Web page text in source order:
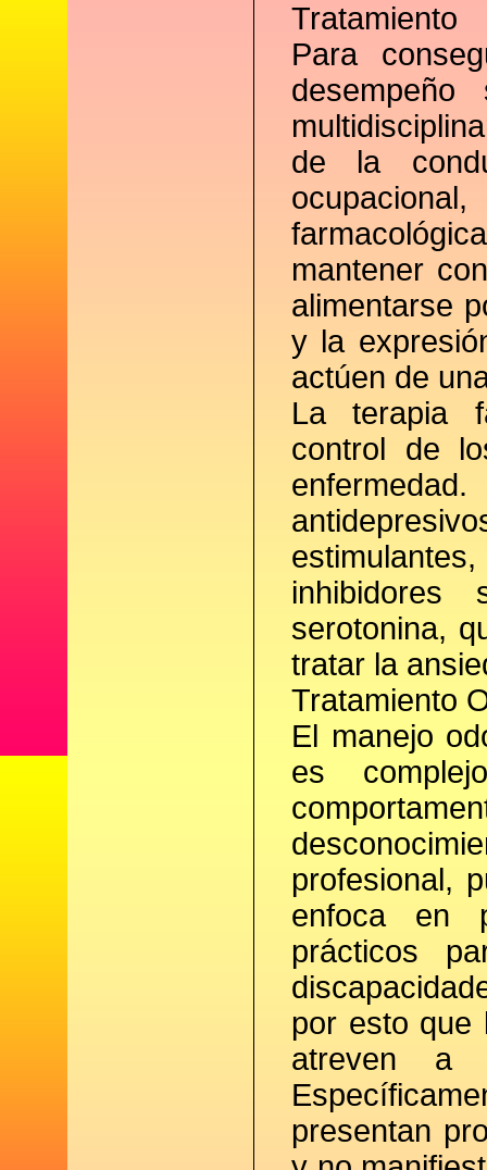
Tratamiento
Para
de la
mantener
alimentarse
y la
actúen de
La terapia
control de
inhibidores
serotonina,
tratar la
Tratamiento
El manejo
es
profesional,
enfoca en
prácticos
por esto que
atreven a
presentan